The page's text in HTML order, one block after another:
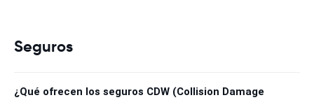
Seguros
¿Qué ofrecen los seguros CDW (Collision Damage